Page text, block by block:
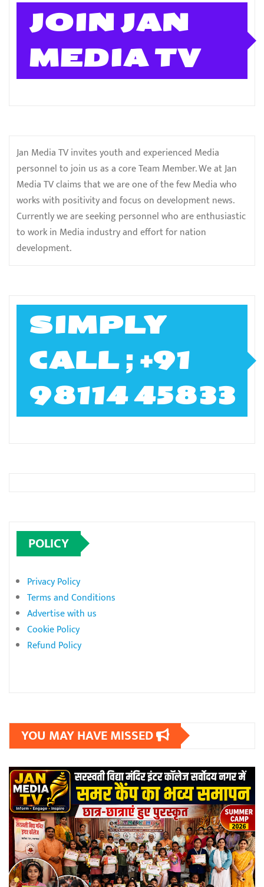
JOIN JAN
MEDIA TV
Jan Media TV invites youth and experienced Media
personnel to join us as a core Team Member. We at Jan
Media TV claims that we are one of the few Media who
works with positivity and focus on development news.
Currently we are seeking personnel who are enthusiastic
to work in Media industry and effort for nation
development.
SIMPLY
CALL ; +91
98114 45833
POLICY
Privacy Policy
Terms and Conditions
Advertise with us
Cookie Policy
Refund Policy
YOU MAY HAVE MISSED